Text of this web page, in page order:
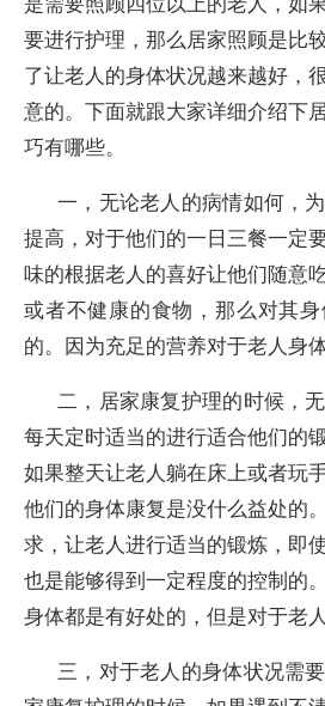
要进行护理，那么居家照顾是比
了让老人的身体状况越来越好，
意的。下面就跟大家详细介绍下
巧有哪些。
一，无论老人的病情如何，
提高，对于他们的一日三餐一定
味的根据老人的喜好让他们随意
或者不健康的食物，那么对其
的。因为充足的营养对于老人身
二，居家康复护理的时候，
每天定时适当的进行适合他们的
如果整天让老人躺在床上或者玩
他们的身体康复是没什么益处的
求，让老人进行适当的锻炼，即
也是能够得到一定程度的控制的
身体都是有好处的，但是对于老
三，对于老人的身体状况需